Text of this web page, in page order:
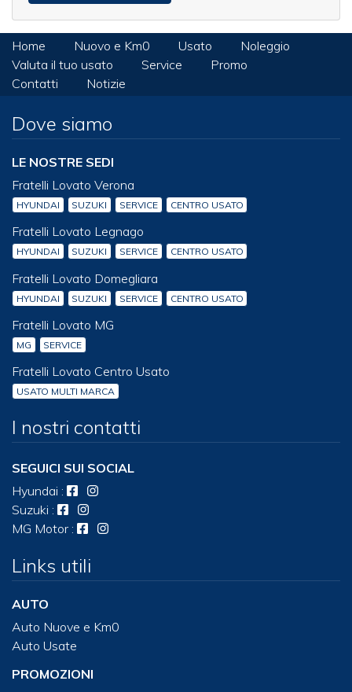
Home Nuovo e Km0 Usato
Noleggio
Valuta il tuo usato
Service
Promo
Contatti
Notizie
Dove siamo
LE NOSTRE SEDI
Fratelli Lovato Verona
HYUNDAI SUZUKI SERVICE CENTRO USATO
Fratelli Lovato Legnago
HYUNDAI SUZUKI SERVICE CENTRO USATO
Fratelli Lovato Domegliara
HYUNDAI SUZUKI SERVICE CENTRO USATO
Fratelli Lovato MG
MG SERVICE
Fratelli Lovato Centro Usato
USATO MULTI MARCA
I nostri contatti
SEGUICI SUI SOCIAL
Hyundai :
Suzuki :
MG Motor :
Links utili
AUTO
Auto Nuove e Km0
Auto Usate
PROMOZIONI